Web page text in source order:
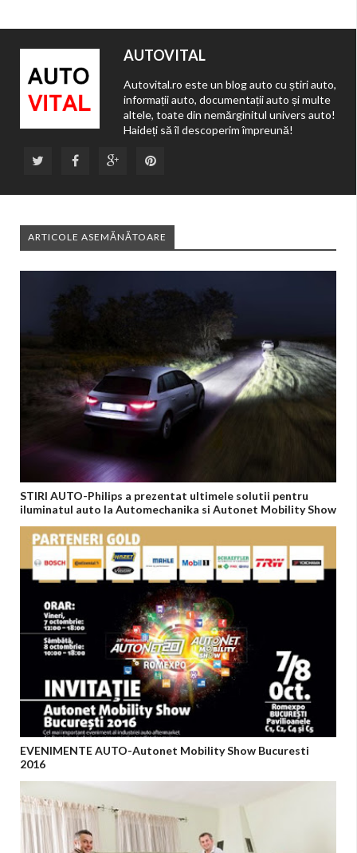
AUTOVITAL
Autovital.ro este un blog auto cu știri auto,
informații auto, documentații auto și multe
altele, toate din nemărginitul univers auto!
Haideți să îl descoperim împreună!
ARTICOLE ASEMĂNĂTOARE
STIRI AUTO-Philips a prezentat ultimele solutii pentru
iluminatul auto la Automechanika si Autonet Mobility Show
EVENIMENTE AUTO-Autonet Mobility Show Bucuresti
2016